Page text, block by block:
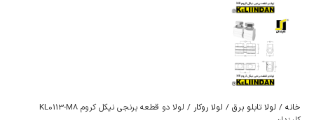
خانه / لولا تابلو برق / لولا روکار
/ لولا دو قطعه برنجی نیکل کروم KL0113-M8